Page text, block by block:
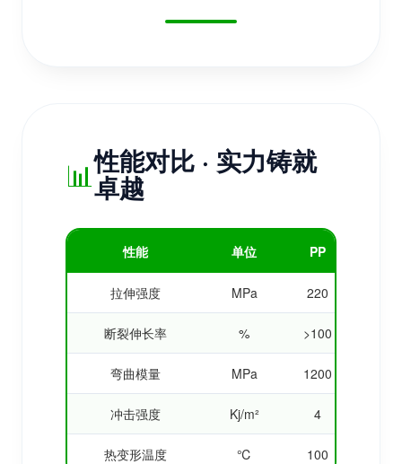
📊性能对比 · 实力铸就
卓越
性能 单位 PP
拉伸强度 MPa 220
断裂伸长率 % >100
弯曲模量 MPa 1200
冲击强度 Kj/m² 4
热变形温度 ℃ 100